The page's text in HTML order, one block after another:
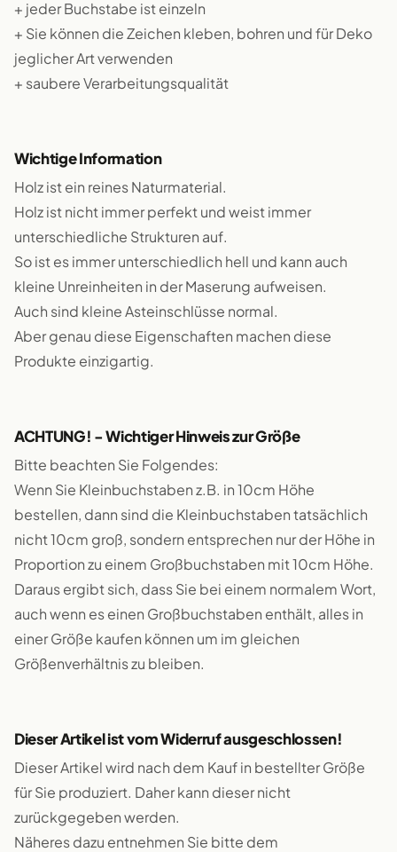
+ jeder Buchstabe ist einzeln
+ Sie können die Zeichen kleben, bohren und für Deko
jeglicher Art verwenden
+ saubere Verarbeitungsqualität
Wichtige Information
Holz ist ein reines Naturmaterial.
Holz ist nicht immer perfekt und weist immer
unterschiedliche Strukturen auf.
So ist es immer unterschiedlich hell und kann auch
kleine Unreinheiten in der Maserung aufweisen.
Auch sind kleine Asteinschlüsse normal.
Aber genau diese Eigenschaften machen diese
Produkte einzigartig.
ACHTUNG! - Wichtiger Hinweis zur Größe
Bitte beachten Sie Folgendes:
Wenn Sie Kleinbuchstaben z.B. in 10cm Höhe
bestellen, dann sind die Kleinbuchstaben tatsächlich
nicht 10cm groß, sondern entsprechen nur der Höhe in
Proportion zu einem Großbuchstaben mit 10cm Höhe.
Daraus ergibt sich, dass Sie bei einem normalem Wort,
auch wenn es einen Großbuchstaben enthält, alles in
einer Größe kaufen können um im gleichen
Größenverhältnis zu bleiben.
Dieser Artikel ist vom Widerruf ausgeschlossen!
Dieser Artikel wird nach dem Kauf in bestellter Größe
für Sie produziert. Daher kann dieser nicht
zurückgegeben werden.
Näheres dazu entnehmen Sie bitte dem